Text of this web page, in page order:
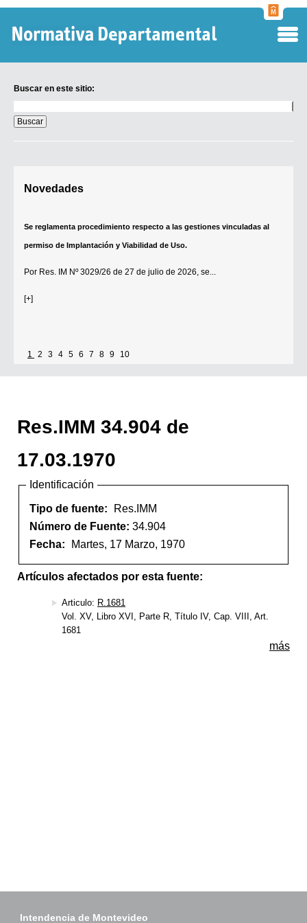
Buscar en este sitio:
en
este
sitio:
Novedades
Se reglamenta procedimiento respecto a las gestiones vinculadas al
permiso de Implantación y Viabilidad de Uso.
Por Res. IM Nº 3029/26 de 27 de julio de 2026, se...
[+]
1 2 3 4 5 6 7 8 9 10
Res.IMM 34.904 de
17.03.1970
Identificación
Tipo de fuente:
Res.IMM
Número de Fuente: 34.904
Fecha:
Martes, 17 Marzo, 1970
Artículos afectados por esta fuente:
Articulo: R.1681
Vol. XV, Libro XVI, Parte R, Título IV, Cap. VIII, Art.
1681
más
Intendencia de Montevideo